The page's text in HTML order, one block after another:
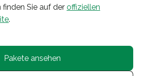
Sie auf der offiziellen
.
Pakete ansehen